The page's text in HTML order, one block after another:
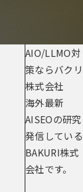
AIO/LLMO対
策ならバクリ
株式会社
海外最新
AISEOの研究
発信している
BAKURI株式
会社です。